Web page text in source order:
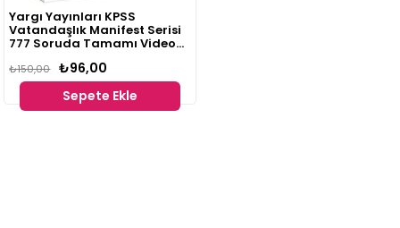
Yargı Yayınları KPSS
Vatandaşlık Manifest Serisi
777 Soruda Tamamı Video
Özgür Özkınık
₺96,00
₺150,00
Sepete Ekle